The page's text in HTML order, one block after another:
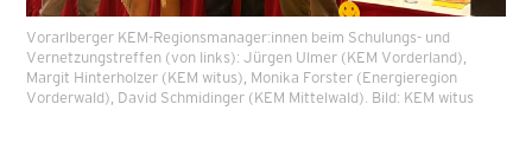
Vorarlberger KEM-Regionsmanager:innen beim Schulungs- und
Vernetzungstreffen (von links): Jürgen Ulmer (KEM Vorderland),
Margit Hinterholzer (KEM witus), Monika Forster (Energieregion
Vorderwald), David Schmidinger (KEM Mittelwald). Bild: KEM witus